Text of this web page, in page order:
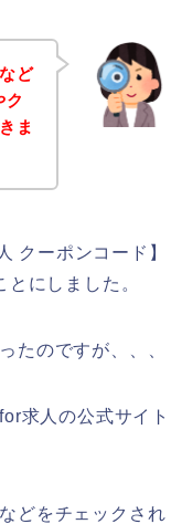
ど
ク
ま
クーポンコード】
にしました。
たのですが、、、
求人の公式サイト
どをチェックされ